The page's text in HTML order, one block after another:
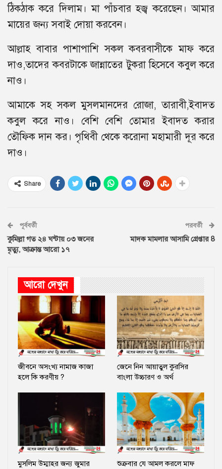
ঠিকঠাক করে দিলাম। মা পাঁচবার হজ্ব করেছেন। আমার
মায়ের জন্য সবাই দোয়া করবেন।
আল্লাহ বাবার পাশাপাশি সকল কবরবাসীকে মাফ করে
দাও,তাদের কবরটাকে জান্নাতের টুকরা হিসেবে কবুল করে
নাও।
আমাকে সহ সকল মুসলমানদের রোজা, তারাবী,ইবাদত
কবুল করে নাও। বেশি বেশি তোমার ইবাদত করার
তৌফিক দান কর। পৃথিবী থেকে করোনা মহামারী দূর করে
দাও।
Share
পূর্ববর্তী
কুমিল্লা গত ২৪ ঘন্টায় ০৩ জনের
মৃত্যু, আক্রান্ত আরো ১৭
পরবর্তী
মাদক মামলার আসামি গ্রেপ্তার 8
আরো দেখুন
জীবনে অসংখ্য নামাজ কাজা
হলে কি করণীয় ?
জেনে নিন আয়াতুল কুরসির
বাংলা উচ্চারণ ও অর্থ
মুসলিম উম্মাহর জন্য জুমার
শুক্রবার যে আমল করলে মাফ